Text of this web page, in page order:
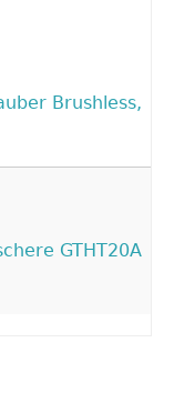
Brushless,
GTHT20A